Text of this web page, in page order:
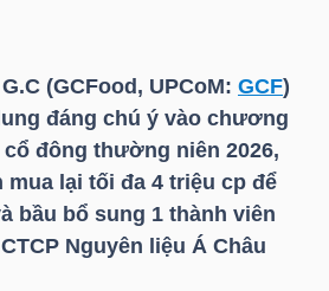
(GCFood, UPCoM: GCF)
đáng chú ý vào chương
đông thường niên 2026,
mua lại tối đa 4 triệu cp để
bầu bổ sung 1 thành viên
Nguyên liệu Á Châu